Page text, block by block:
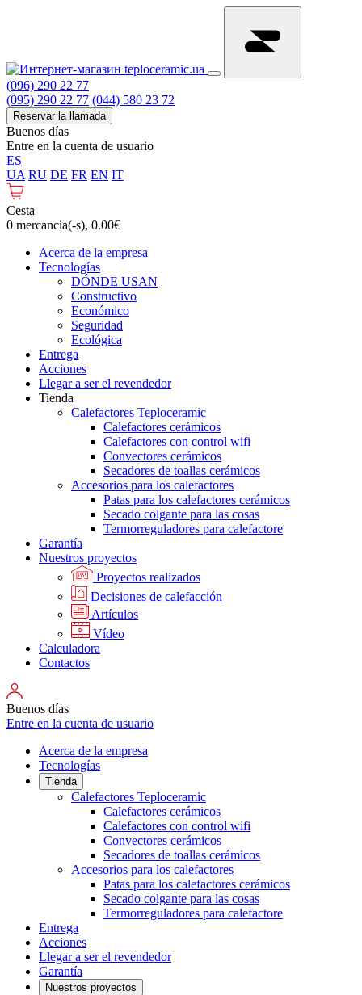
(096) 290 22 77
(095) 290 22 77 (044) 580 23 72
Reservar la llamada
Buenos días
Entre en la cuenta de usuario
ES
UA RU DE FR EN IT
Cesta
0 mercancía(-s), 0.00€
Acerca de la empresa
Tecnologías
DÓNDE USAN
Constructivo
Económico
Seguridad
Ecológica
Entrega
Acciones
Llegar a ser el revendedor
Tienda
Calefactores Teploceramic
Calefactores cerámicos
Calefactores con control wifi
Convectores cerámicos
Secadores de toallas cerámicos
Accesorios para los calefactores
Patas para los calefactores cerámicos
Secado colgante para las cosas
Termorreguladores para calefactore
Garantía
Nuestros proyectos
Proyectos realizados
Decisiones de calefacción
Artículos
Vídeo
Calculadora
Contactos
Buenos días
Entre en la cuenta de usuario
Acerca de la empresa
Tecnologías
Tienda
Calefactores Teploceramic
Calefactores cerámicos
Calefactores con control wifi
Convectores cerámicos
Secadores de toallas cerámicos
Accesorios para los calefactores
Patas para los calefactores cerámicos
Secado colgante para las cosas
Termorreguladores para calefactore
Entrega
Acciones
Llegar a ser el revendedor
Garantía
Nuestros proyectos